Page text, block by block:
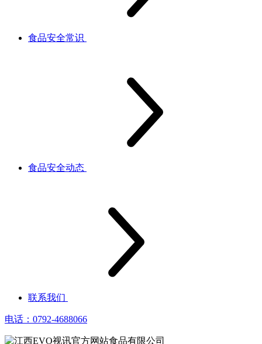
食品安全常识
食品安全动态
联系我们
电话：0792-4688066